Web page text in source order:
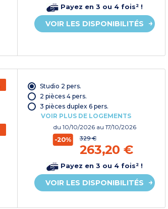
Payez en 3 ou 4 fois² !
VOIR LES DISPONIBILITÉS
Studio 2 pers.
2 pièces 4 pers.
3 pièces duplex 6 pers.
VOIR PLUS DE LOGEMENTS
du 10/10/2026 au 17/10/2026
-20% 329 €
263,20 €
Payez en 3 ou 4 fois² !
VOIR LES DISPONIBILITÉS